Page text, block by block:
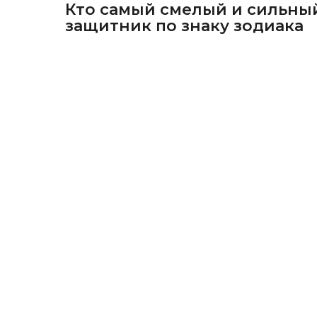
Кто самый смелый и
защитник по знаку зодиака